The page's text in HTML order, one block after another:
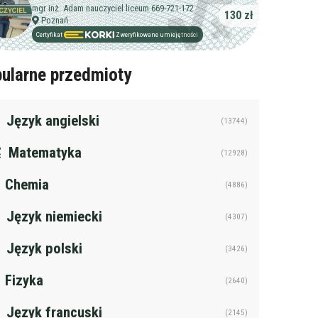
mgr inż. Adam nauczyciel liceum 669-721-172
Poznań
Certyfikat Zweryfikowane umiejętności
130 zł
przedmioty
Język angielski (13744)
Matematyka (12928)
Chemia (4886)
Język niemiecki (4307)
Język polski (3426)
Fizyka (2640)
Język francuski (2145)